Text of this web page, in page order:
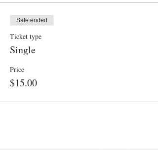
Sale ended
Ticket type
Single
Price
$15.00